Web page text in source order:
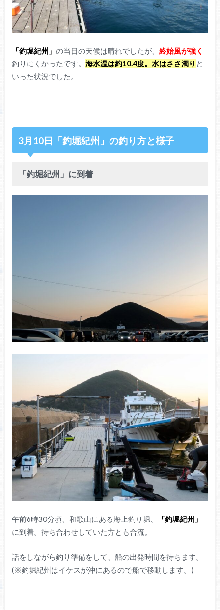
「釣堀紀州」 の当日の天候は晴れでしたが、 終始風が強く
釣りにくかったです。 海水温は約10.4度。水はささ濁り と
いった状況でした。
3月10日「釣堀紀州」の釣り方と様子
「釣堀紀州」に到着
午前6時30分頃、和歌山にある海上釣り堀、
「釣堀紀州」
に到着。待ち合わせしていた方とも合流。
話をしながら釣り準備をして、船の出発時間を待ちます。
(※釣堀紀州はイケスが沖にあるので船で移動します。)